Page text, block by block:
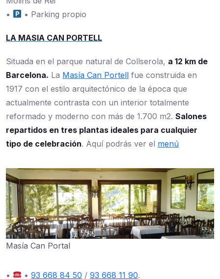
•
• Parking propio
LA MASIA CAN PORTELL
Situada en el parque natural de Collserola, a 12 km de
Barcelona. La Masía Can Portell fue construida en
1917 con el estilo arquitectónico de la época que
actualmente contrasta con un interior totalmente
reformado y moderno con más de 1.700 m2. Salones
repartidos en tres plantas ideales para cualquier
tipo de celebración. Aquí podrás ver el menú
Masía Can Portal
• •93 668 84 50 /93 668 11 90.